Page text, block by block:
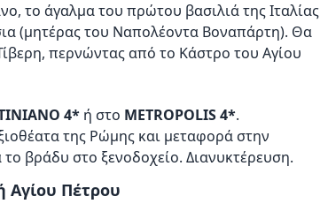
το άγαλμα του πρώτου βασιλιά της Ιταλίας
(μητέρας του Ναπολέοντα Βοναπάρτη). Θα
περνώντας από το Κάστρο του Αγίου
4* ή στο METROPOLIS 4*.
της Ρώμης και μεταφορά στην
βράδυ στο ξενοδοχείο. Διανυκτέρευση.
Αγίου Πέτρου